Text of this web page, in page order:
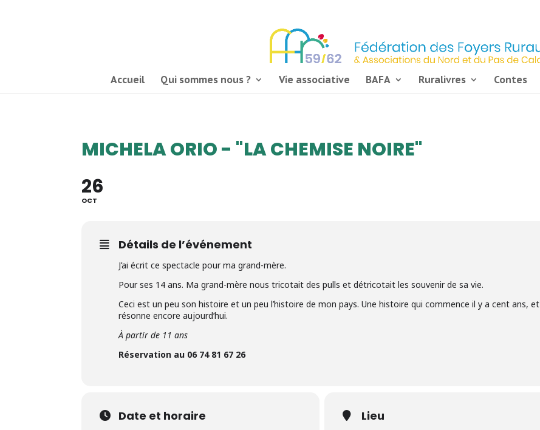
Accueil Qui sommes nous ? Vie associative BAFA Ruralivres Contes
MICHELA ORIO - "LA CHEMISE NOIRE"
26
OCT
Détails de l’événement
J’ai écrit ce spectacle pour ma grand-mère.
Pour ses 14 ans. Ma grand-mère nous tricotait des pulls et détricotait les souvenir de sa vie.
Ceci est un peu son histoire et un peu l’histoire de mon pays. Une histoire qui commence il y a cent ans, et
résonne encore aujourd’hui.
À partir de 11 ans
Réservation au 06 74 81 67 26
Date et horaire Lieu